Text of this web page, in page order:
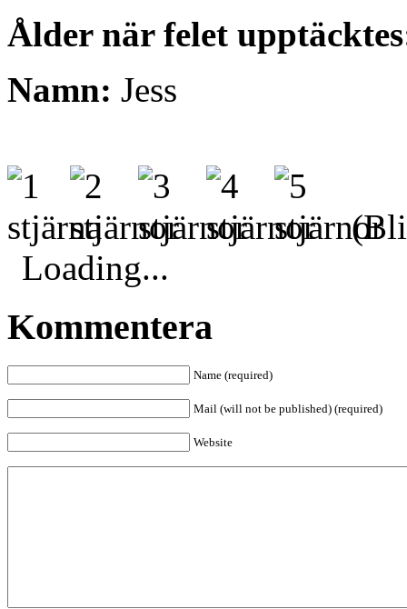
Ålder när felet
Namn: Jess
(Bli
Loading...
Kommentera
Name (required)
Mail (will not be published) (required)
Website